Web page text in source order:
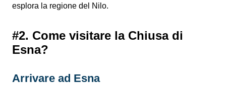
esplora la regione del Nilo.
#2. Come visitare la Chiusa di
Esna?
Arrivare ad Esna